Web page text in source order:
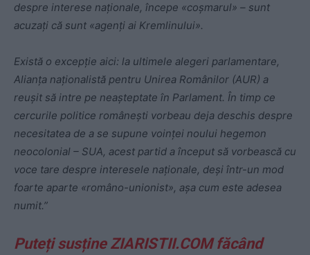
despre interese naționale, începe «coșmarul» – sunt
acuzați că sunt «agenți ai Kremlinului».
Există o excepție aici: la ultimele alegeri parlamentare,
Alianța naționalistă pentru Unirea Românilor (AUR) a
reușit să intre pe neașteptate în Parlament. În timp ce
cercurile politice românești vorbeau deja deschis despre
necesitatea de a se supune voinței noului hegemon
neocolonial – SUA, acest partid a început să vorbească cu
voce tare despre interesele naționale, deși într-un mod
foarte aparte «româno-unionist», aşa cum este adesea
numit.”
Puteți susține ZIARISTII.COM făcând